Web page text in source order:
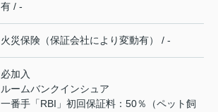
有 / -
火災保険（保証会社により変動有） / -
必加入
ルームバンクインシュア
一番手「RBI」初回保証料：50％（ペット飼